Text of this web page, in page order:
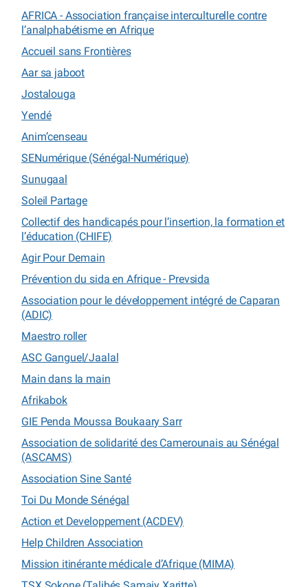
AFRICA - Association française interculturelle contre
l’analphabétisme en Afrique
Accueil sans Frontières
Aar sa jaboot
Jostalouga
Yendé
Anim’censeau
SENumérique (Sénégal-Numérique)
Sunugaal
Soleil Partage
Collectif des handicapés pour l’insertion, la formation et
l’éducation (CHIFE)
Agir Pour Demain
Prévention du sida en Afrique - Prevsida
Association pour le développement intégré de Caparan
(ADIC)
Maestro roller
ASC Ganguel/Jaalal
Main dans la main
Afrikabok
GIE Penda Moussa Boukaary Sarr
Association de solidarité des Camerounais au Sénégal
(ASCAMS)
Association Sine Santé
Toi Du Monde Sénégal
Action et Developpement (ACDEV)
Help Children Association
Mission itinérante médicale d’Afrique (MIMA)